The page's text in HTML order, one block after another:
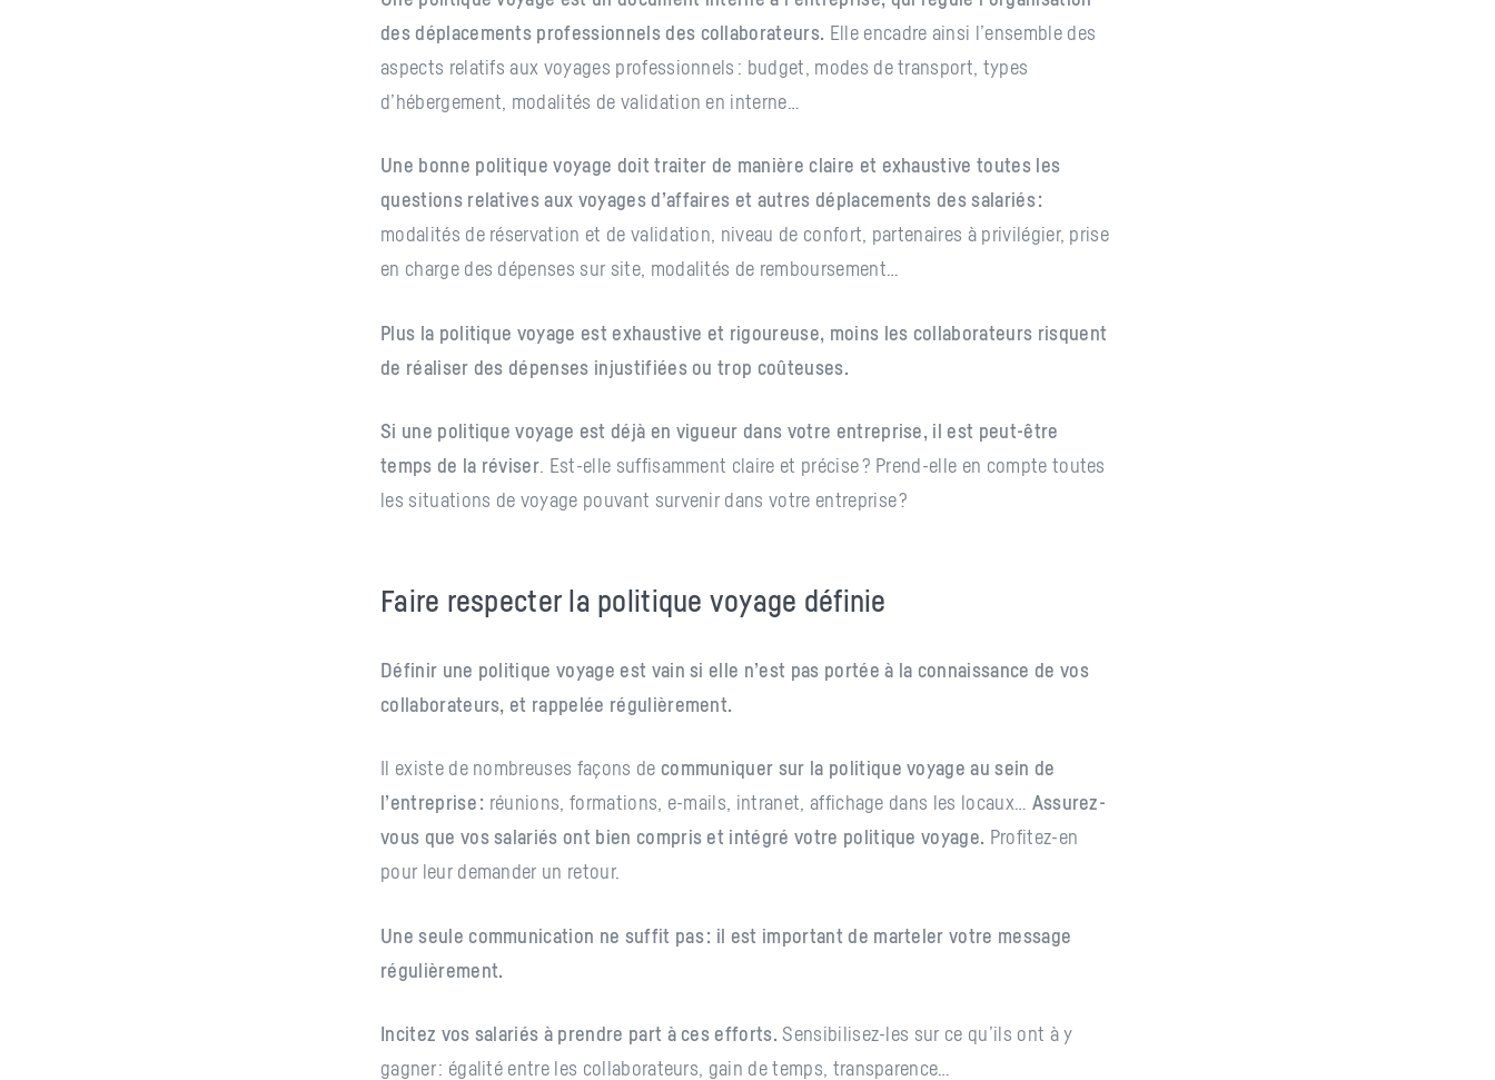
des déplacements professionnels des collaborateurs. Elle encadre ainsi l’ensemble des
aspects relatifs aux voyages professionnels : budget, modes de transport, types
d’hébergement, modalités de validation en interne…
Une bonne politique voyage doit traiter de manière claire et exhaustive toutes les
questions relatives aux voyages d’affaires et autres déplacements des salariés :
modalités de réservation et de validation, niveau de confort, partenaires à privilégier, prise
en charge des dépenses sur site, modalités de remboursement…
Plus la politique voyage est exhaustive et rigoureuse, moins les collaborateurs risquent
de réaliser des dépenses injustifiées ou trop coûteuses.
Si une politique voyage est déjà en vigueur dans votre entreprise, il est peut-être
temps de la réviser . Est-elle suffisamment claire et précise ? Prend-elle en compte toutes
les situations de voyage pouvant survenir dans votre entreprise ?
Faire respecter la politique voyage définie
Définir une politique voyage est vain si elle n’est pas portée à la connaissance de vos
collaborateurs, et rappelée régulièrement.
Il existe de nombreuses façons de communiquer sur la politique voyage au sein de
l’entreprise : réunions, formations, e-mails, intranet, affichage dans les locaux… Assurez-
vous que vos salariés ont bien compris et intégré votre politique voyage. Profitez-en
pour leur demander un retour.
Une seule communication ne suffit pas : il est important de marteler votre message
régulièrement.
Incitez vos salariés à prendre part à ces efforts. Sensibilisez-les sur ce qu’ils ont à y
gagner : égalité entre les collaborateurs, gain de temps, transparence…